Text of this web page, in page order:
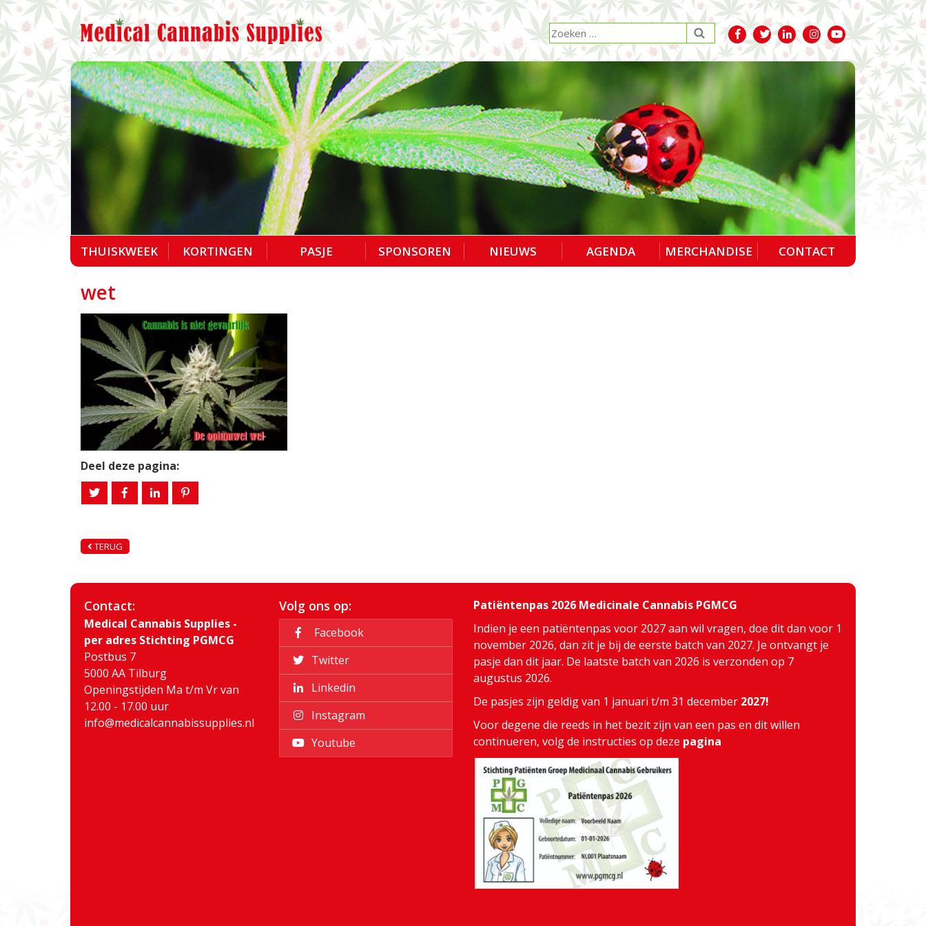
THUISKWEEK KORTINGEN PASJE SPONSOREN NIEUWS AGENDA MERCHANDISE CONTACT
wet
Deel deze pagina:
TERUG
Contact:
Medical Cannabis Supplies -
per adres Stichting PGMCG
Postbus 7
5000 AA Tilburg
Openingstijden Ma t/m Vr van
12.00 - 17.00 uur
info@medicalcannabissupplies.nl
Volg ons op:
Facebook
Twitter
Linkedin
Instagram
Youtube
Patiëntenpas 2026 Medicinale Cannabis PGMCG
Indien je een patiëntenpas voor 2027 aan wil vragen, doe dit dan voor 1
november 2026, dan zit je bij de eerste batch van 2027. Je ontvangt je
pasje dan dit jaar. De laatste batch van 2026 is verzonden op 7
augustus 2026.
De pasjes zijn geldig van 1 januari t/m 31 december 2027!
Voor degene die reeds in het bezit zijn van een pas en dit willen
continueren, volg de instructies op deze pagina